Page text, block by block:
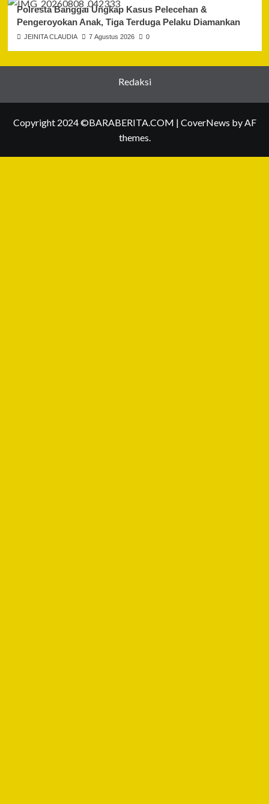
Polresta Banggai Ungkap Kasus Pelecehan &
Pengeroyokan Anak, Tiga Terduga Pelaku Diamankan
JEINITA CLAUDIA 7 Agustus 2026 0
Redaksi
Copyright 2024 ©BARABERITA.COM | CoverNews by AF
themes.